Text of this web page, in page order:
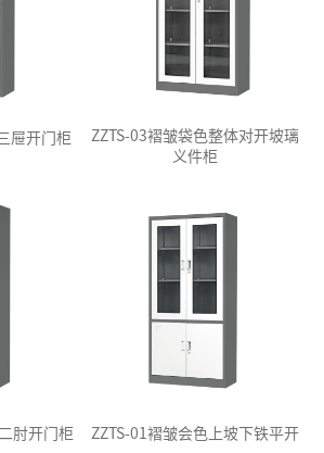
屉开门柜
ZZTS-03褶皱袋色整体对开坡璃
义件柜
肘开门柜 ZZTS-01褶皱会色上坡下铁平开